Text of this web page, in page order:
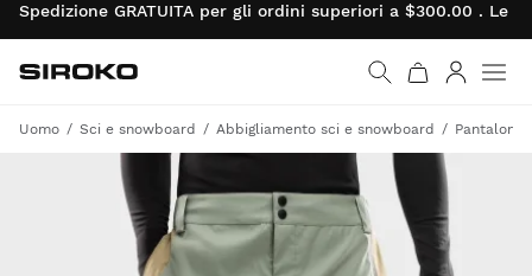
Spedizione GRATUITA per gli ordini superiori a $300.00 .
Vai alla home page
Siroko.com
Uomo Sci e snowboard Abbigliamento sci e snowboard Pantaloni